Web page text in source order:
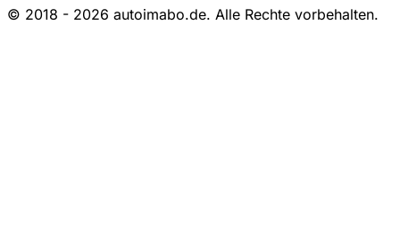
© 2018 - 2026 autoimabo.de. Alle Rechte vorbehalten.